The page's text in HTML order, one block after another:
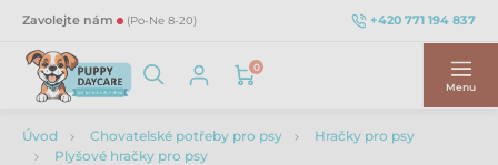
Zavolejte nám (Po-Ne 8-20) +420 771 194 837
0
Menu
Úvod Chovatelské potřeby pro psy
Hračky pro psy
Plyšové hračky pro psy